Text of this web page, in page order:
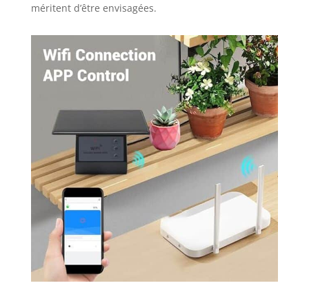
montage simple et
ses matériaux ABS
robustes font de
ce système une
solution durable
pour l'entretien
de vos plantes.
méritent d’être envisagées.